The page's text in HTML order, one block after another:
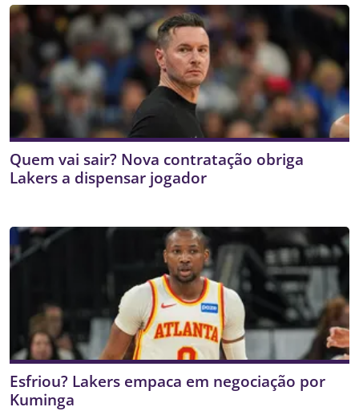
Quem vai sair? Nova contratação obriga
Lakers a dispensar jogador
Esfriou? Lakers empaca em negociação por
Kuminga